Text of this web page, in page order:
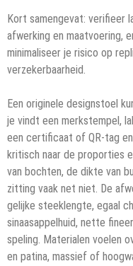
Kort samengevat: verifieer
afwerking en maatvoering,
minimaliseer je risico op
verzekerbaarheid.
Een originele designstoel
je vindt een merkstempel,
een certificaat of QR-tag
kritisch naar de proporties
van bochten, de dikte van
zitting vaak net niet. De
gelijke steeklengte, egaal
sinaasappelhuid, nette
speling. Materialen voelen
en patina, massief of